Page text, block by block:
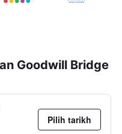
Goodwill Bridge
Pilih tarikh